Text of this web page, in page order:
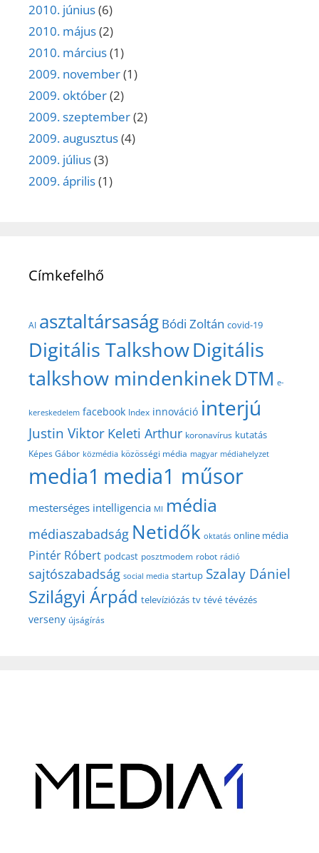
2010. június(6)
2010. május(2)
2010. március(1)
2009. november(1)
2009. október(2)
2009. szeptember(2)
2009. augusztus(4)
2009. július(3)
2009. április(1)
Címkefelhő
AI asztaltársaság Bódi Zoltán covid-19
Digitális TalkshowDigitális
talkshow mindenkinekDTM e-
kereskedelem facebook Index innováció interjú
Justin Viktor Keleti Arthur koronavírus kutatás
Képes Gábor közmédia közösségi média magyar médiahelyzet
media1 media1 műsor
mesterséges intelligencia MI média
médiaszabadság Netidők oktatás online média
Pintér Róbert podcast posztmodem robot rádió
sajtószabadság social media startup Szalay Dániel
Szilágyi Árpád televíziózás tv tévé tévézés
verseny újságírás